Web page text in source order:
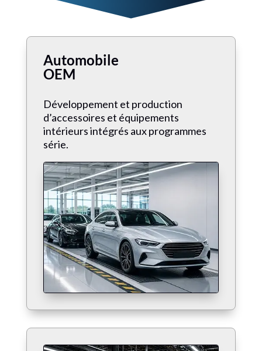
Automobile
OEM
Développement et production
d’accessoires et équipements
intérieurs intégrés aux programmes
série.